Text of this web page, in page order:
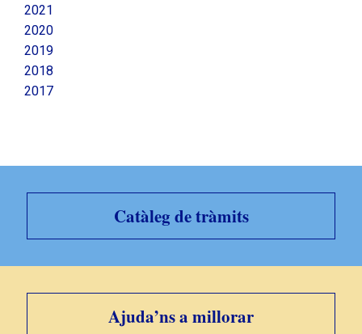
2021
2020
2019
2018
2017
Catàleg de tràmits
Ajuda’ns a millorar